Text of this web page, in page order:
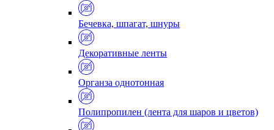
Бечевка, шпагат, шнуры
Декоративные ленты
Органза однотонная
Полипропилен (лента для шаров и цветов)